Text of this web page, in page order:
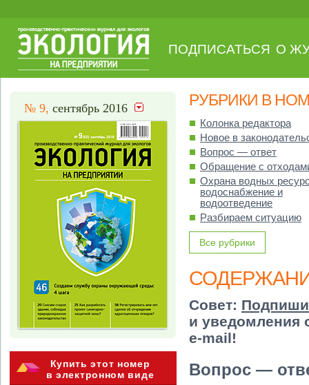
ПОДПИСАТЬСЯ О
№ 9, сентябрь 2016
Купить этот номер
в электронном виде
РУБРИКИ В
Колонка редактора
Новое в
Вопрос — ответ
Обращение с
Охрана водных
водоснабжение и
водоотведение
Разбираем ситуацию
Все рубрики
Совет:
и уведомления
e-mail!
Вопрос —